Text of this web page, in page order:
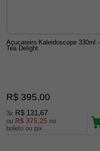
Açucareiro Kaleidoscope 330ml -
Tea Delight
R$ 395,00
3x R$ 131,67
ou R$ 375,25 no
boleto ou pix